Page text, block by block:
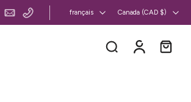
Canada et États-Unis : livraison gratuite
français Canada ‎(CAD $)‎